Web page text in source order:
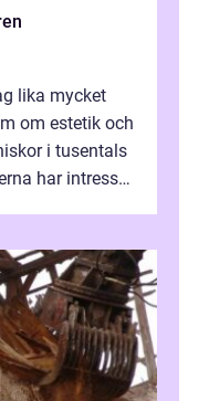
lika mycket
om estetik och
i tusentals
har intresset